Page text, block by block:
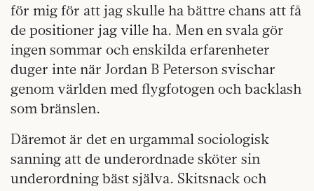
för mig för att jag skulle ha bättre chans att få
de positioner jag ville ha. Men en svala gör
ingen sommar och enskilda erfarenheter
duger inte när Jordan B Peterson svischar
genom världen med flygfotogen och backlash
som bränslen.
Däremot är det en urgammal sociologisk
sanning att de underordnade sköter sin
underordning bäst själva. Skitsnack och